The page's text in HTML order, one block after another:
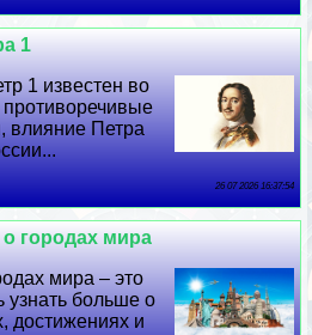
1
1 известен во
влияние Петра
26 07 2026 16:37:54
городах мира
мира – это
узнать больше о
достижениях и